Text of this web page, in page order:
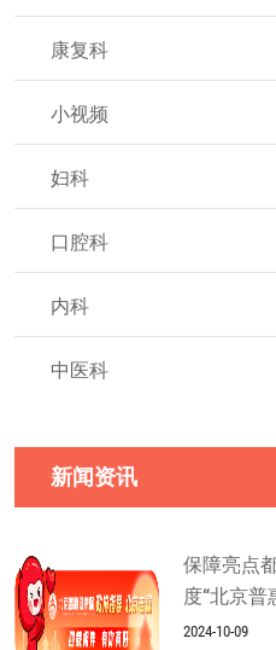
康复科
小视频
妇科
口腔科
内科
中医科
新闻资讯
保障亮点
度“北京普
2024-10-09